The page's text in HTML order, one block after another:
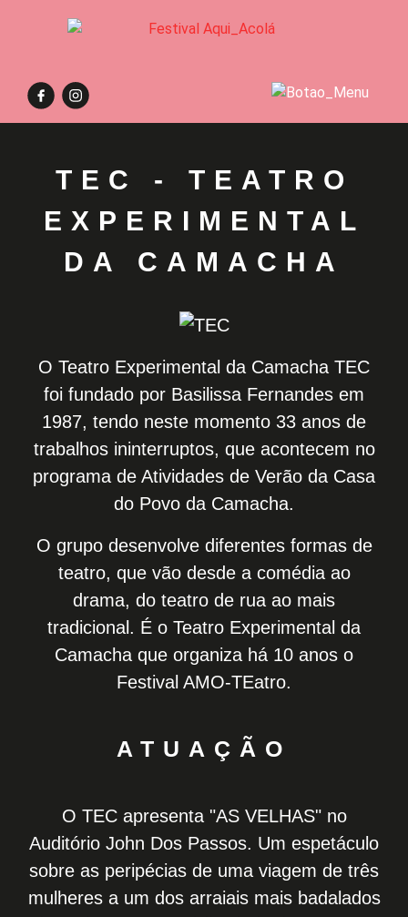
TEC - TEATRO
EXPERIMENTAL
DA CAMACHA
O Teatro Experimental da Camacha TEC
foi fundado por Basilissa Fernandes em
1987, tendo neste momento 33 anos de
trabalhos ininterruptos, que acontecem no
programa de Atividades de Verão da Casa
do Povo da Camacha.
O grupo desenvolve diferentes formas de
teatro, que vão desde a comédia ao
drama, do teatro de rua ao mais
tradicional. É o Teatro Experimental da
Camacha que organiza há 10 anos o
Festival AMO-TEatro.
ATUAÇÃO
O TEC apresenta "AS VELHAS" no
Auditório John Dos Passos. Um espetáculo
sobre as peripécias de uma viagem de três
mulheres a um dos arraiais mais badalados